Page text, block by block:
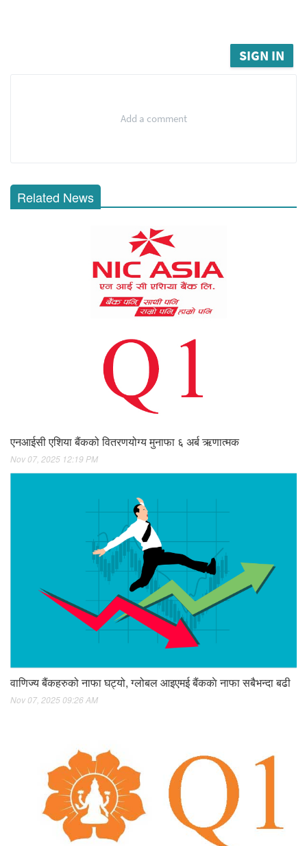
SIGN IN
Add a comment
Related News
एनआईसी एशिया बैंकको वितरणयोग्य मुनाफा ६ अर्ब ऋणात्मक
Nov 07, 2025 12:19 PM
वाणिज्य बैंकहरुको नाफा घट्यो, ग्लोबल आइएमई बैंककाे नाफा सबैभन्दा बढी
Nov 07, 2025 09:26 AM